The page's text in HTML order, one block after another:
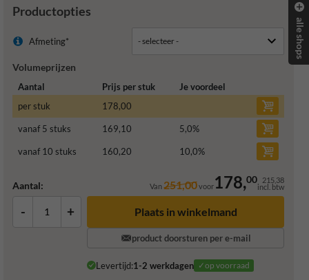
Productopties
Afmeting*
Volumeprijzen
Aantal Prijs per stuk
Je voordeel
per stuk
178,00
vanaf 5 stuks 169,10 5,0%
vanaf 10 stuks 160,20 10,0%
Aantal: Van251,00voor178,00 215,38
incl. btw
- + Plaats in winkelmand
product doorsturen per e-mail
Levertijd:1-2 werkdagen ✓op voorraad
alle shops